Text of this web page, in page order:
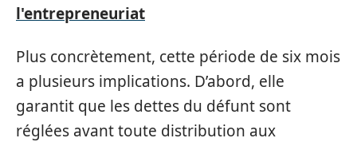
l'entrepreneuriat
Plus concrètement, cette période de six mois
a plusieurs implications. D’abord, elle
garantit que les dettes du défunt sont
réglées avant toute distribution aux